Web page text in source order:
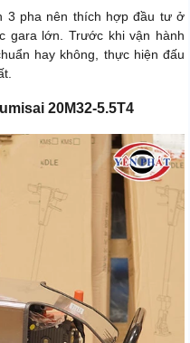
3 pha nên thích hợp đầu tư ở
gara lớn. Trước khi vận hành
hay không, thực hiện đấu
20M32-5.5T4